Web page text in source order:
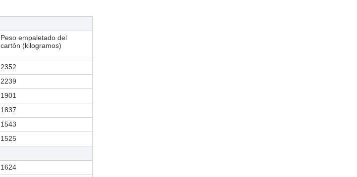
Peso empaletado del
cartón (kilogramos)
2352
2239
1901
1837
1543
1525
1624